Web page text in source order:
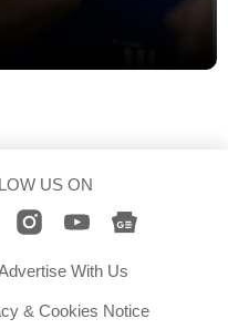
US ON
With Us
& Cookies Notice